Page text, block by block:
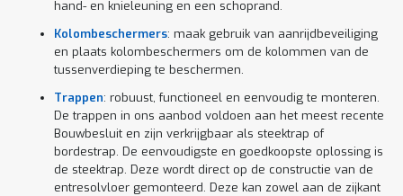
hand- en knieleuning en een schoprand.
Kolombeschermers: maak gebruik van aanrijdbeveiliging
en plaats kolombeschermers om de kolommen van de
tussenverdieping te beschermen.
Trappen: robuust, functioneel en eenvoudig te monteren.
De trappen in ons aanbod voldoen aan het meest recente
Bouwbesluit en zijn verkrijgbaar als steektrap of
bordestrap. De eenvoudigste en goedkoopste oplossing is
de steektrap. Deze wordt direct op de constructie van de
entresolvloer gemonteerd. Deze kan zowel aan de zijkant